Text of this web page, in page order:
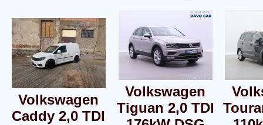
Volkswagen
Caddy 2,0 TDI
Volkswagen
Tiguan 2,0 TDI